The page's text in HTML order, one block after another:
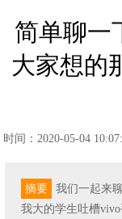
简单聊一
大家想的
时间：2020-05-04
摘要
我们一起来
我大的学生吐槽